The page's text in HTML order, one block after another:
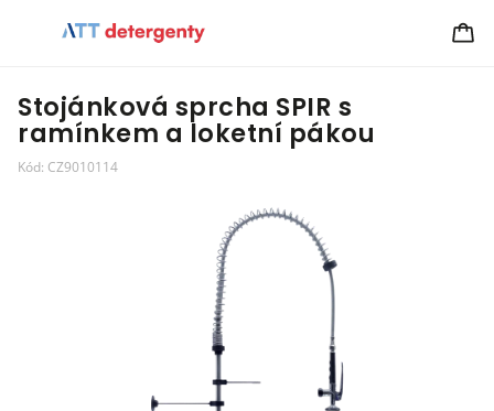
Stojánková sprcha SPIR s
ramínkem a loketní pákou
Kód: CZ9010114